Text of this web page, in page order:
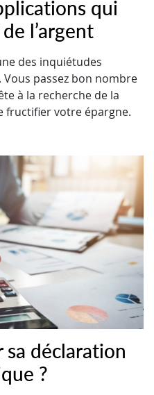
qui
l’argent
des inquiétudes
passez bon nombre
à la recherche de la
fructifier votre épargne.
déclaration
?